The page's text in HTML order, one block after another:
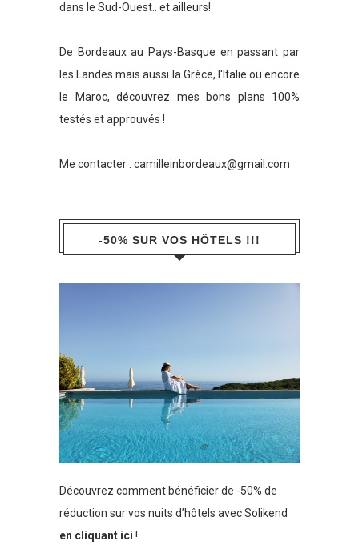
dans le Sud-Ouest.. et ailleurs!
De Bordeaux au Pays-Basque en passant par
les Landes mais aussi la Grèce, l'Italie ou encore
le Maroc, découvrez mes bons plans 100%
testés et approuvés !
Me contacter : camilleinbordeaux@gmail.com
-50% SUR VOS HÔTELS !!!
Découvrez comment bénéficier de -50% de
réduction sur vos nuits d’hôtels avec Solikend
en cliquant ici !